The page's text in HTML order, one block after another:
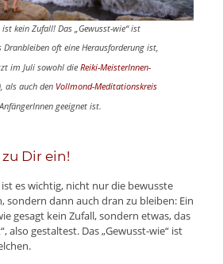
kein Zufall! Das „Gewusst-wie“ ist
oft eine Herausforderung ist,
im Julisowohl die Reiki-MeisterInnen-
als auch den Vollmond-Meditationskreis
geeignet ist.
Dir ein!
es wichtig, nicht nur die bewusste
sondern dann auch dran zu bleiben: Ein
gesagt kein Zufall, sondern etwas, das
also gestaltest. Das „Gewusst-wie“ ist